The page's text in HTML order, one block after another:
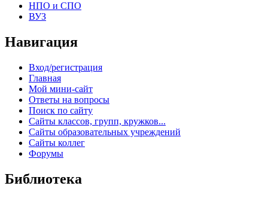
НПО и СПО
ВУЗ
Навигация
Вход/регистрация
Главная
Мой мини-сайт
Ответы на вопросы
Поиск по сайту
Сайты классов, групп, кружков...
Сайты образовательных учреждений
Сайты коллег
Форумы
Библиотека